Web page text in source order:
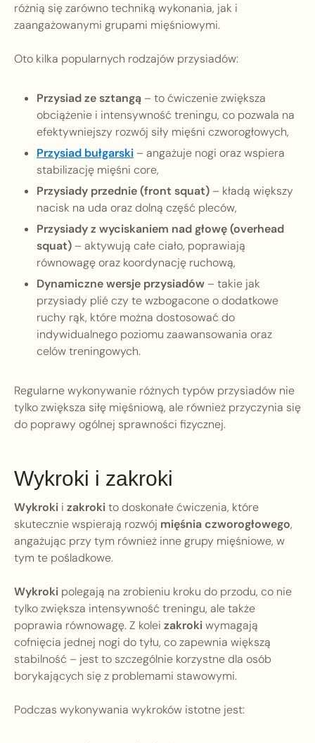
różnią się zarówno techniką wykonania, jak i
zaangażowanymi grupami mięśniowymi.
Oto kilka popularnych rodzajów przysiadów:
Przysiad ze sztangą– to ćwiczenie zwiększa
obciążenie i intensywność treningu, co pozwala na
efektywniejszy rozwój siły mięśni czworogłowych,
Przysiad bułgarski– angażuje nogi oraz wspiera
stabilizację mięśni core,
Przysiady przednie (front squat)– kładą większy
nacisk na uda oraz dolną część pleców,
Przysiady z wyciskaniem nad głowę (overhead
squat)– aktywują całe ciało, poprawiają
równowagę oraz koordynację ruchową,
Dynamiczne wersje przysiadów– takie jak
przysiady plié czy te wzbogacone o dodatkowe
ruchy rąk, które można dostosować do
indywidualnego poziomu zaawansowania oraz
celów treningowych.
Regularne wykonywanie różnych typów przysiadów nie
tylko zwiększa siłę mięśniową, ale również przyczynia się
do poprawy ogólnej sprawności fizycznej.
Wykroki i zakroki
Wykroki i zakrokito doskonałe ćwiczenia, które
skutecznie wspierają rozwój mięśnia czworogłowego,
angażując przy tym również inne grupy mięśniowe, w
tym te pośladkowe.
Wykroki polegają na zrobieniu kroku do przodu, co nie
tylko zwiększa intensywność treningu, ale także
poprawia równowagę. Z kolei zakrokiwymagają
cofnięcia jednej nogi do tyłu, co zapewnia większą
stabilność – jest to szczególnie korzystne dla osób
borykających się z problemami stawowymi.
Podczas wykonywania wykroków istotne jest: